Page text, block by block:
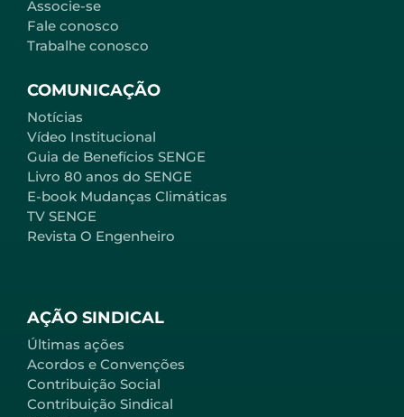
AÇÃO SINDICAL
Últimas ações
Acordos e Convenções
Contribuição Social
Contribuição Sindical
Associe-se
Fale conosco
Trabalhe conosco
COMUNICAÇÃO
Notícias
Vídeo Institucional
Guia de Benefícios SENGE
Livro 80 anos do SENGE
E-book Mudanças Climáticas
TV SENGE
Revista O Engenheiro